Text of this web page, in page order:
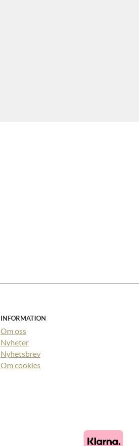
INFORMATION
Om oss
Nyheter
Nyhetsbrev
Om cookies